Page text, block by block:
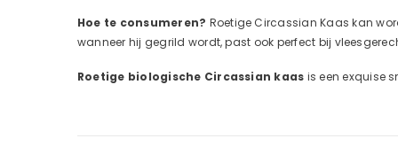
Hoe te consumeren? Roetige Circassian Kaas kan
wanneer hij gegrild wordt, past ook perfect bij
Roetige biologische Circassian kaas is een exquise